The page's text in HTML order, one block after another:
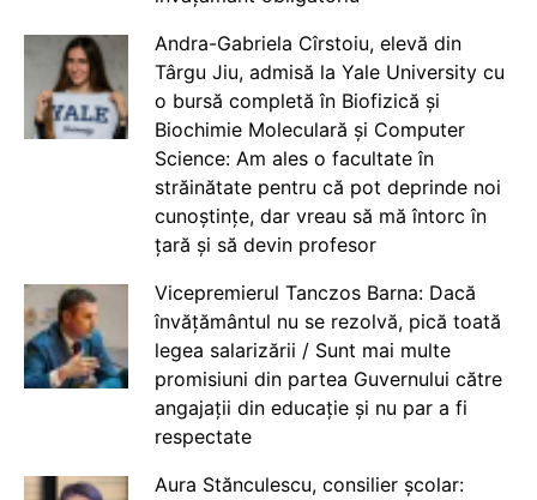
Andra-Gabriela Cîrstoiu, elevă din
Târgu Jiu, admisă la Yale University cu
o bursă completă în Biofizică și
Biochimie Moleculară și Computer
Science: Am ales o facultate în
străinătate pentru că pot deprinde noi
cunoștințe, dar vreau să mă întorc în
țară și să devin profesor
Vicepremierul Tanczos Barna: Dacă
învățământul nu se rezolvă, pică toată
legea salarizării / Sunt mai multe
promisiuni din partea Guvernului către
angajații din educație și nu par a fi
respectate
Aura Stănculescu, consilier școlar: